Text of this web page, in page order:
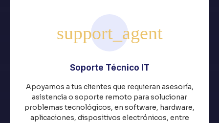
Soporte Técnico IT
Apoyamos a tus clientes que requieran asesoría,
asistencia o soporte remoto para solucionar
problemas tecnológicos, en software, hardware,
aplicaciones, dispositivos electrónicos, entre